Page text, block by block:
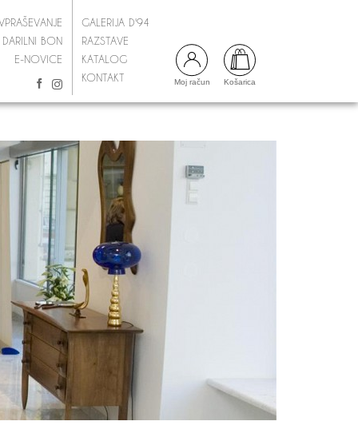
DARILNI BON
E-NOVICE
GALERIJA D'94
RAZSTAVE
KATALOG
KONTAKT
Moj račun Košarica